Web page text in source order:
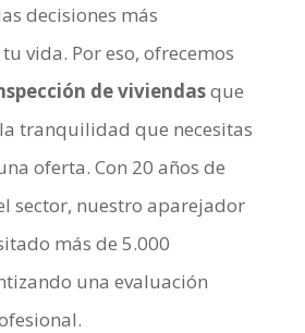
decisiones más
vida. Por eso, ofrecemos
de viviendasque
tranquilidad que necesitas
oferta. Con 20 años de
sector, nuestro aparejador
más de 5.000
una evaluación